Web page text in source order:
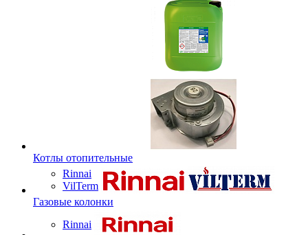
Котлы отопительные
Rinnai
VilTerm
Газовые колонки
Rinnai